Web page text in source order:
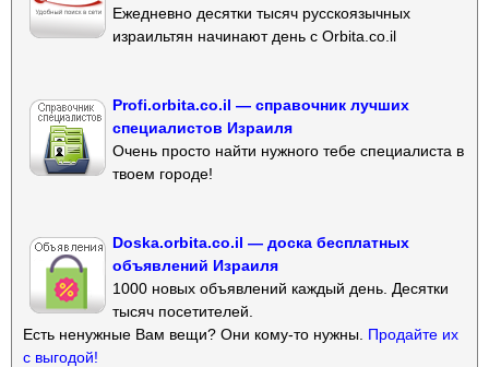
Ежедневно десятки тысяч русскоязычных
израильтян начинают день с Orbita.co.il
Profi.orbita.co.il — справочник лучших
специалистов Израиля
Очень просто найти нужного тебе специалиста в
твоем городе!
Doska.orbita.co.il — доска бесплатных
объявлений Израиля
1000 новых объявлений каждый день. Десятки
тысяч посетителей.
Есть ненужные Вам вещи? Они кому-то нужны. Продайте их
с выгодой!